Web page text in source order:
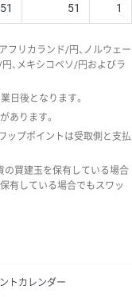
51 1
フリカランド/円、ノルウェー
、メキシコペソ/円およびラ
日後となります。
あります。
ップポイントは受取側と支払
の買建玉を保有している場合
有している場合でもスワッ
トカレンダー